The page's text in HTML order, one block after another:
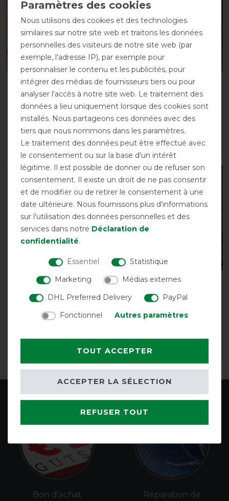
Masque anti-mouches
FLY PROFESSIONAL de
Busse - noir , pur sang
avant 39,00 €
33,90 € *
Guêtres Back on Track
3D Brushing - blanc
avant 69,90 €
62,90 € *
-10%
Cloches de sabot Back
on Track - noir
40,40 € *
LISTE DE SOUHAITS
-10%
Guêtres Back on Track
3D Brushing - noir
53,90 € *
LISTE DE SOUHAITS
Bon d'achat
Réparation de
Nous utilisons des cookies et des technologies
similaires sur notre site web et traitons les données
personnelles des visiteurs de notre site web (par
exemple, l'adresse IP), par exemple pour
personnaliser le contenu et les publicités, pour
intégrer des médias de fournisseurs tiers ou pour
analyser l'accès à notre site web. Le traitement des
données a lieu uniquement lorsque des cookies sont
installés. Nous partageons ces données avec des
tiers que nous nommons dans les paramètres.
Le traitement des données peut être effectué avec
le consentement ou sur la base d'un intérêt
légitime. Il est possible de donner ou de refuser son
consentement. Il existe un droit de ne pas consentir
et de modifier ou de retirer le consentement à une
date ultérieure. Nous fournissons plus d'informations
sur l'utilisation des données personnelles et des
services dans notre Déclaration de
confidentialité.
Essentiel
Statistique
Marketing
Médias externes
DHL Preferred Delivery
PayPal
Fonctionnel
Autres paramètres
TOUT ACCEPTER
REFUSER TOUT
ACCEPTER LA SÉLECTION